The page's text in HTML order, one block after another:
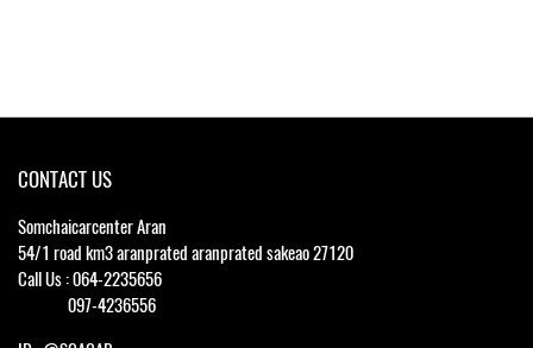
CONTACT US
Somchaicarcenter Aran
54/1 road km3 aranprated aranprated sakeao 27120
Call Us : 064-2235656
097-4236556